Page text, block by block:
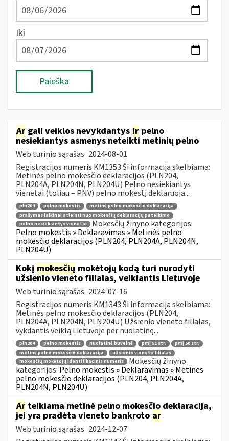
Iki
Paieška
Ar gali veiklos nevykdantys ir pelno
nesiekiantys asmenys neteikti metinių pelno
Web turinio sąrašas 2024-08-01
Registracijos numeris KM1353 Ši informacija skelbiama:
Metinės pelno mokesčio deklaracijos (PLN204,
PLN204A, PLN204N, PLN204U) Pelno nesiekiantys
vienetai (toliau – PNV) pelno mokestį deklaruoja...
pln204 pelno mokestis
metinė pelno mokesčio deklaracija
prašymas laikinai atleisti nuo mokesčių deklaracijų pateikimo
pelno nesiekiantys vienetai
Mokesčių žinyno kategorijos:
Pelno mokestis » Deklaravimas » Metinės pelno
mokesčio deklaracijos (PLN204, PLN204A, PLN204N,
PLN204U)
Kokį mokesčių mokėtojų kodą turi nurodyti
užsienio vieneto filialas, veikiantis Lietuvoje
Web turinio sąrašas 2024-07-16
Registracijos numeris KM1343 Ši informacija skelbiama:
Metinės pelno mokesčio deklaracijos (PLN204,
PLN204A, PLN204N, PLN204U) Užsienio vieneto filialas,
vykdantis veiklą Lietuvoje per nuolatinę...
pln204 pelno mokestis nuolatinė buveinė pmį 51 str.
pmį 50 str.
metinė pelno mokesčio deklaracija
užsienio vieneto filialas
mokesčių mokėtojų identifikacinis numeris
Mokesčių žinyno
kategorijos: Pelno mokestis » Deklaravimas » Metinės
pelno mokesčio deklaracijos (PLN204, PLN204A,
PLN204N, PLN204U)
Ar teikiama metinė pelno mokesčio deklaracija,
jei yra pradėta vieneto bankroto ar
Web turinio sąrašas 2024-12-07